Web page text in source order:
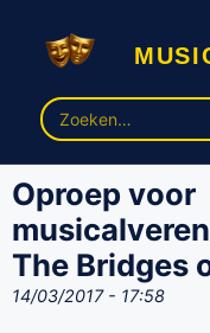
Zoek
naar:
Oproep voor
The Bridges
14/03/2017 - 17:58